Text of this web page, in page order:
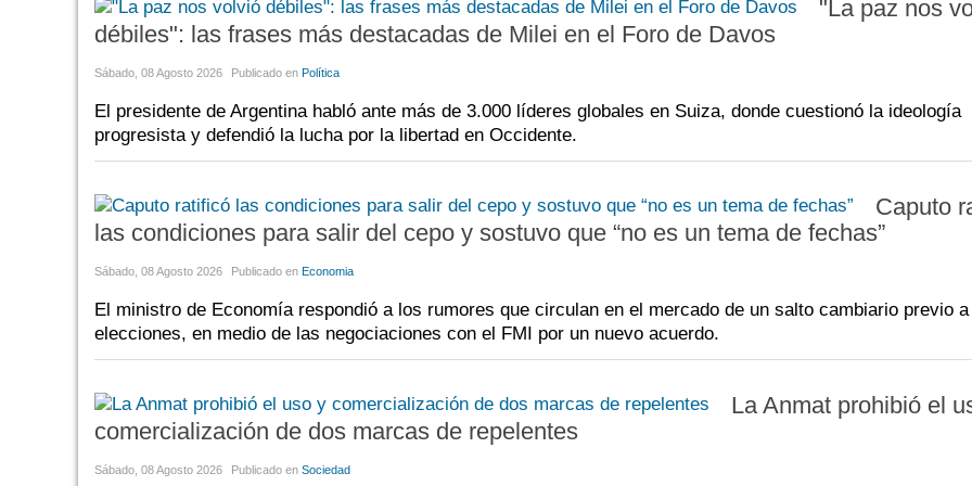
"La paz nos
débiles": las frases más destacadas de Milei en el Foro de Davos
Sábado, 08 Agosto 2026 Publicado en Política
El presidente de Argentina habló ante más de 3.000 líderes globales en Suiza, donde cuestionó la ideología
progresista y defendió la lucha por la libertad en Occidente.
Caputo
las condiciones para salir del cepo y sostuvo que “no es un tema de fechas”
Sábado, 08 Agosto 2026 Publicado en Economia
El ministro de Economía respondió a los rumores que circulan en el mercado de un salto cambiario previo
elecciones, en medio de las negociaciones con el FMI por un nuevo acuerdo.
La Anmat prohibió el
comercialización de dos marcas de repelentes
Sábado, 08 Agosto 2026 Publicado en Sociedad